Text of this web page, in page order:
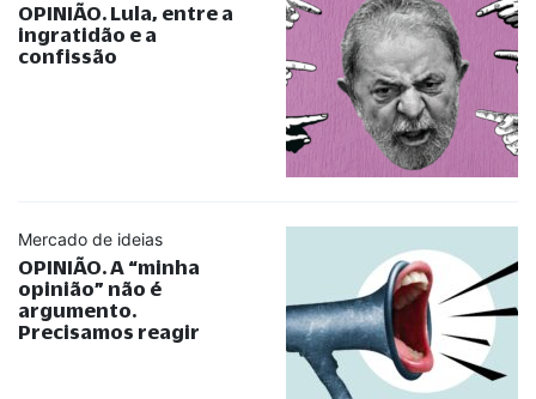
OPINIÃO. Lula, entre a
ingratidão e a
confissão
Mercado de ideias
OPINIÃO. A “minha
opinião” não é
argumento.
Precisamos reagir